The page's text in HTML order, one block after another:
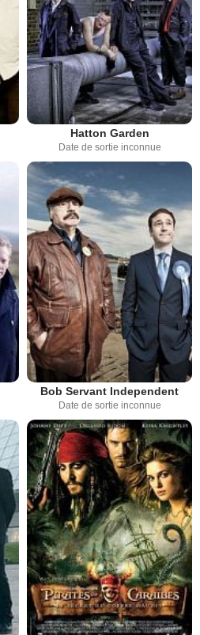
Hatton Garden
Date de sortie inconnue
Bob Servant Independent
Date de sortie inconnue